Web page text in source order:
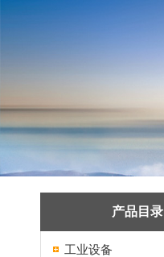
产品目录
工业设备